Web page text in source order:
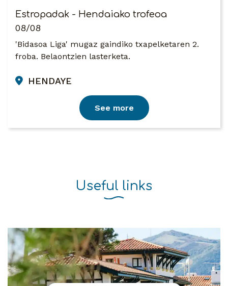
Estropadak - Hendaiako trofeoa
08/08
'Bidasoa Liga' mugaz gaindiko txapelketaren 2.
froba. Belaontzien lasterketa.
HENDAYE
See more
Useful links